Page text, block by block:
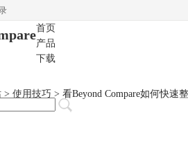
首页
产品
下载
> 使用技巧 > 看Beyond Compare如何快速